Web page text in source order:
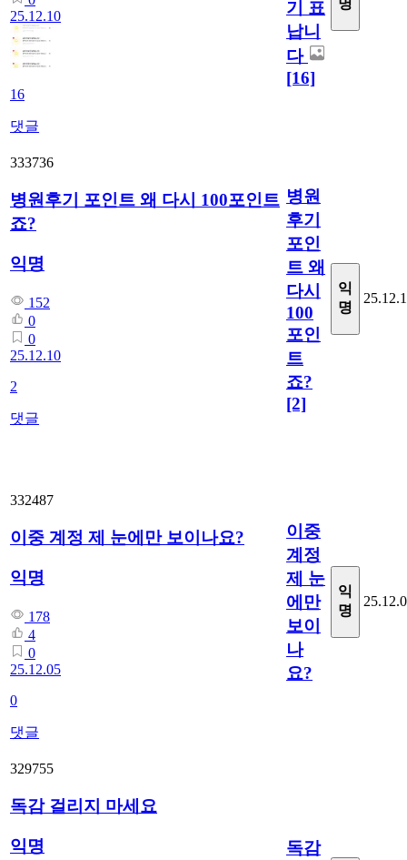
25.12.10
16
댓글
기 표
납니
다
[16]
명
333736
병원후기 포인트 왜 다시 100포인트
죠?
익명
152
0
0
25.12.10
2
댓글
병원
후기
포인
트 왜
다시
100
포인
트
죠?
[2]
익
명
332487
이중 계정 제 눈에만 보이나요?
익명
178
4
0
25.12.05
0
댓글
이중
계정
제 눈
에만
보이
나
요?
익
명
329755
독감 걸리지 마세요
익명
독감